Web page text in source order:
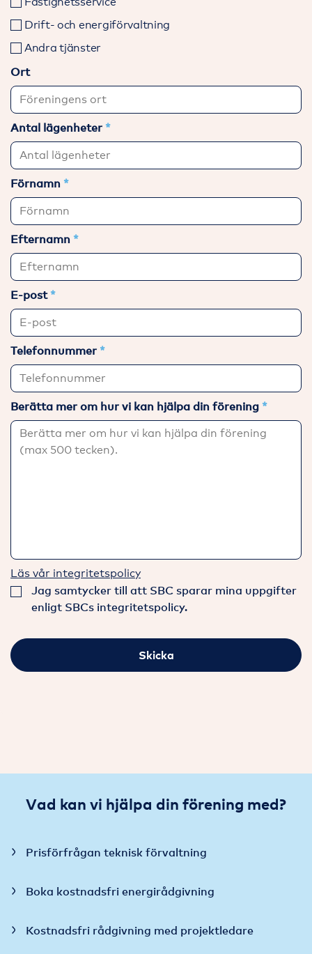
Drift- och energiförvaltning
Andra tjänster
Ort
Antal lägenheter
Förnamn
Efternamn
E-post
Telefonnummer
Berätta mer om hur vi kan hjälpa din förening
Läs vår integritetspolicy
Jag samtycker till att SBC sparar mina uppgifter
enligt SBCs integritetspolicy.
Skicka
Vad kan vi hjälpa din förening med?
Prisförfrågan teknisk förvaltning
Boka kostnadsfri energirådgivning
Kostnadsfri rådgivning med projektledare